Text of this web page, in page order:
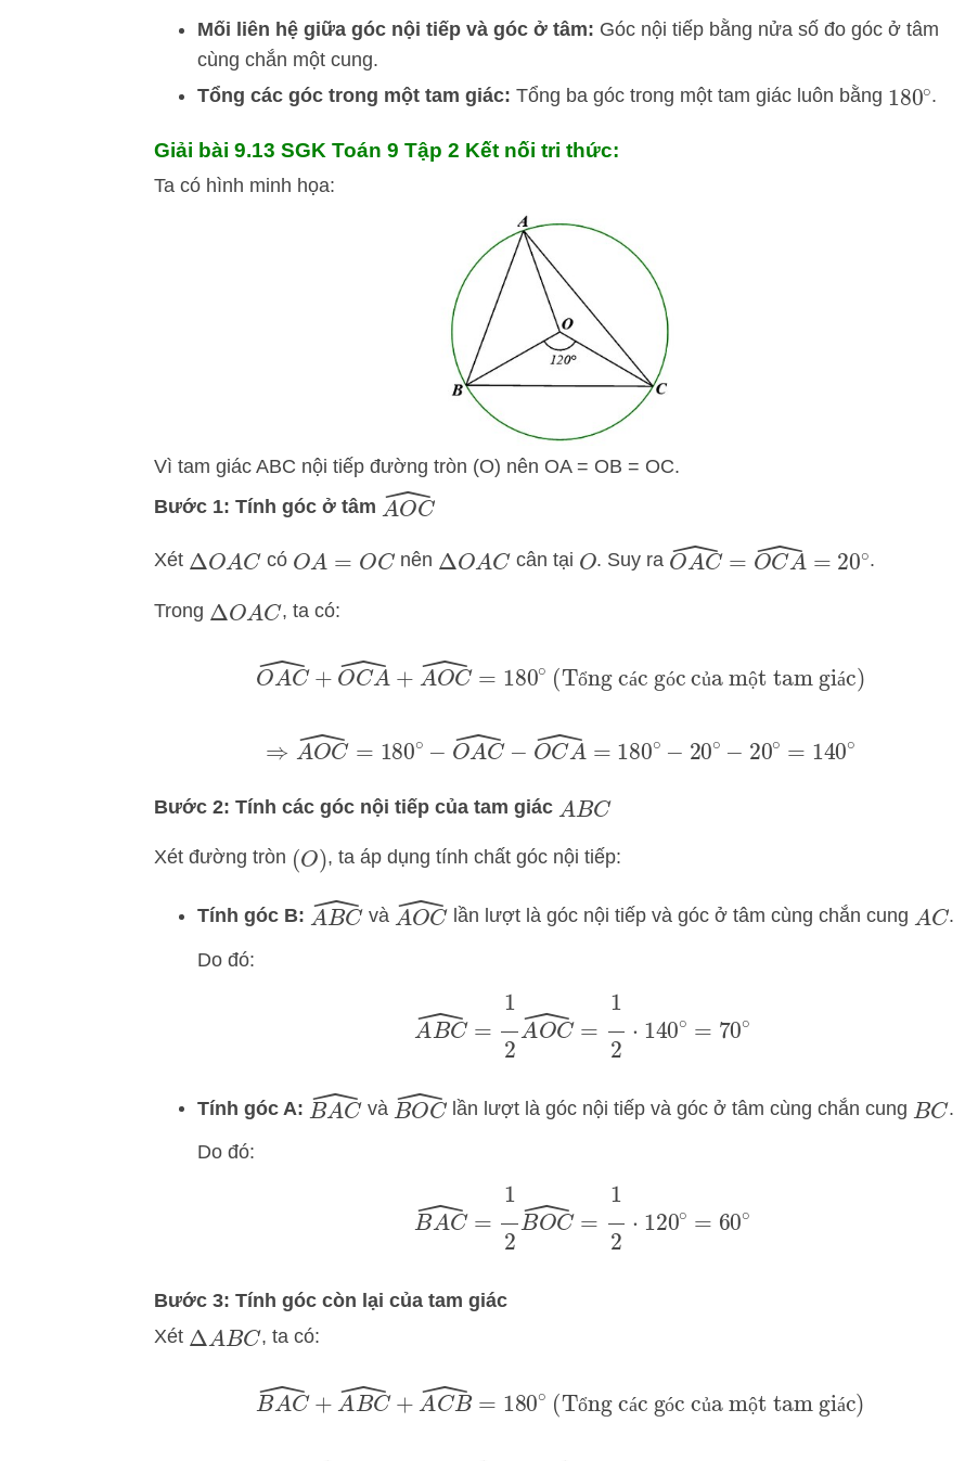
Mối liên hệ giữa góc nội tiếp và góc ở tâm: Góc nội tiếp bằng nửa số đo góc ở tâm
cùng chắn một cung.
Tổng các góc trong một tam giác: Tổng ba góc trong một tam giác luôn bằng 180∘.
Giải bài 9.13 SGK Toán 9 Tập 2 Kết nối tri thức:
Ta có hình minh họa:
Vì tam giác ABC nội tiếp đường tròn (O) nên OA = OB = OC.
Bước 1: Tính góc ở tâm AOC
Xét ΔOACcó OA=O C nên ΔOACcân tại O. Suy ra OAC^= OCA^ =20∘ .
Trong ΔOAC, ta có:
ổ á ó ủ ộ á
OAC^+ OCA^+ A OC^= 180 ∘(Tổng các góc của một tam giác)
⇒AOC ^= 180∘− OAC^− OCA^ =180∘−20∘− 20∘= 140∘
Bước 2: Tính các góc nội tiếp của tam giác ABC
Xét đường tròn (O), ta áp dụng tính chất góc nội tiếp:
Tính góc B: A BC^
và AOC^
lần lượt là góc nội tiếp và góc ở tâm cùng chắn cung AC.
Do đó:
AB 12 O 2
Tính góc A: BAC^
và BOC^
lần lượt là góc nội tiếp và góc ở tâm cùng chắn cung BC.
Do đó:
BA 12 BO 2
Bước 3: Tính góc còn lại của tam giác
Xét ΔABC , ta có:
ổ á ó ủ ộ á
BAC^+A BC^+ A CB^=180 ∘(Tổng các góc của một tam giác)